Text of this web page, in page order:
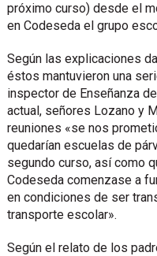
próximo curso) desde el
en Codeseda el grupo
Según las explicaciones
éstos mantuvieron una
inspector de Enseñanza
actual, señores Lozano y
reuniones «se nos
quedarían escuelas de
segundo curso, así como
Codeseda comenzase a
en condiciones de ser
transporte escolar».
Según el relato de los